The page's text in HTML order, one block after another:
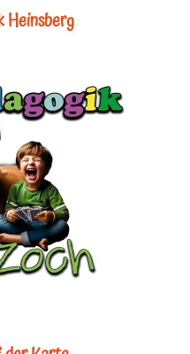
Heinsberg